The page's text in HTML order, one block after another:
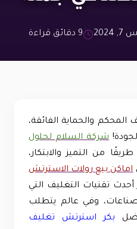
9 دقائق قراءة
المحكم والحماية الفائقة،
شركة السلام لحلول
من التميز والابتكار،
اماكن بيع رولات الاسترتش
تقنيات التغليف التي
وفي عالم يتطلب
بكر استرتش تغليف